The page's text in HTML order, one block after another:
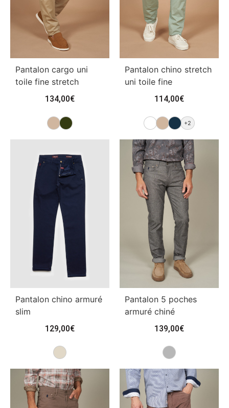
Pantalon cargo uni
toile fine stretch
134,00€
Pantalon chino stretch
uni toile fine
114,00€
+2
Pantalon chino armuré
slim
129,00€
Pantalon 5 poches
armuré chiné
139,00€